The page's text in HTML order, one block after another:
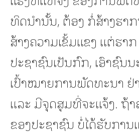
ທິດນໍານັ້ນ, ຕ້ອງ ກໍ່ສ້າງຮາ
ສ້າງຄວາມເຂັ້ມແຂງ ແຕ່ຮາ
ປະຊາຊົນເປັນກົກ, ເອົາຊົນນ
ເປົ້າໝາຍການພັດທະນາ ຢ່
ແລະ ມີຈຸດສຸມທີ່ຈະແຈ້ງ. ຖ້
ຂອງປະຊາຊົນ ບໍ່ໄດ້ຮັບການ